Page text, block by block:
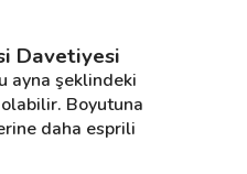
Davetiyesi
ayna şeklindeki
Boyutuna
daha esprili